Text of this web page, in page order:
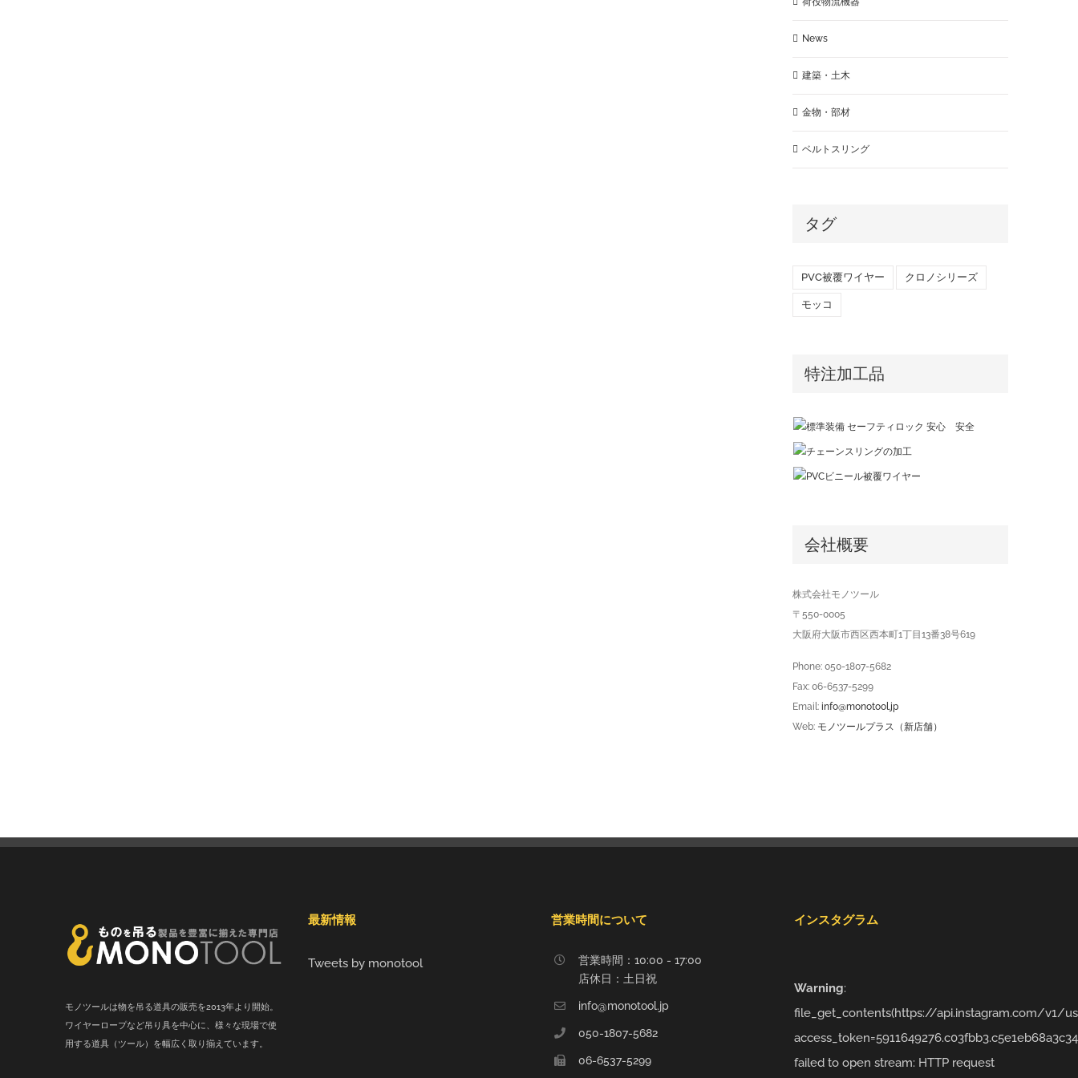
News
建築・土木
金物・部材
ベルトスリング
タグ
PVC被覆ワイヤー クロノシリーズ
モッコ
特注加工品
会社概要
株式会社モノツール
〒550-0005
大阪府大阪市西区西本町1丁目13番38号619
Phone: 050-1807-5682
Fax: 06-6537-5299
Email: info@monotool.jp
Web: モノツールプラス（新店舗）
モノツールは物を吊る道具の販売を2013年より開始。
ワイヤーロープなど吊り具を中心に、様々な現場で使
用する道具（ツール）を幅広く取り揃えています。
最新情報
Tweets by monotool
営業時間について
営業時間：10:00 - 17:00
店休日：土日祝
info@monotool.jp
050-1807-5682
06-6537-5299
インスタグラム
Warning:
file_get_contents(https://api.instagram.com/v1/
failed to open stream: HTTP request